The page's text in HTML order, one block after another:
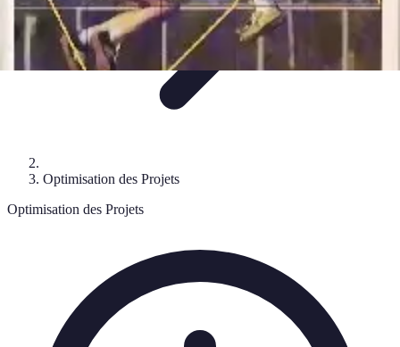
Optimisation des Projets
Optimisation des Projets